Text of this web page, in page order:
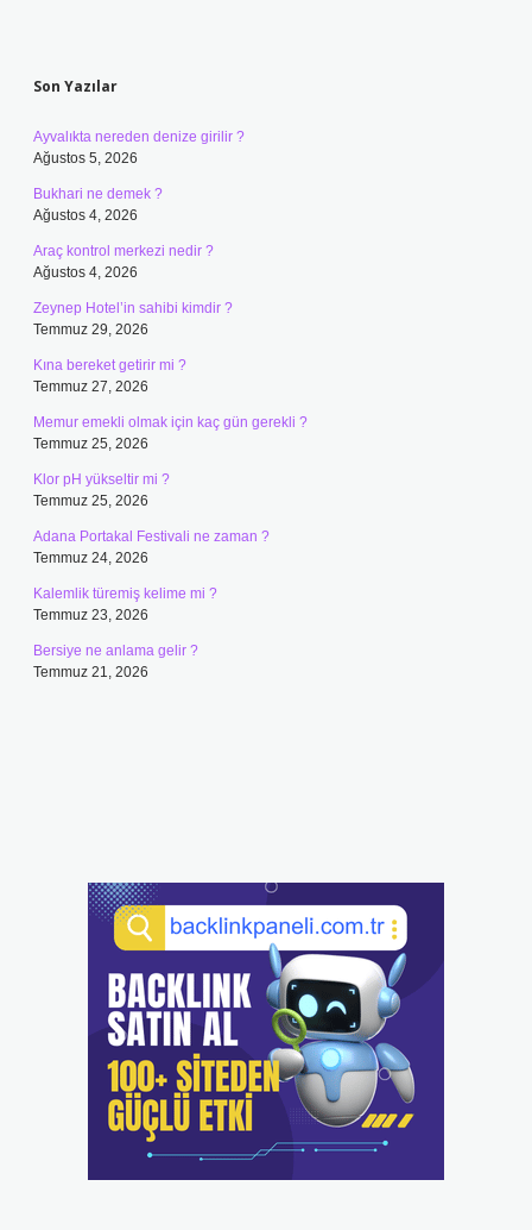
Son Yazılar
Ayvalıkta nereden denize girilir ?
Ağustos 5, 2026
Bukhari ne demek ?
Ağustos 4, 2026
Araç kontrol merkezi nedir ?
Ağustos 4, 2026
Zeynep Hotel’in sahibi kimdir ?
Temmuz 29, 2026
Kına bereket getirir mi ?
Temmuz 27, 2026
Memur emekli olmak için kaç gün gerekli ?
Temmuz 25, 2026
Klor pH yükseltir mi ?
Temmuz 25, 2026
Adana Portakal Festivali ne zaman ?
Temmuz 24, 2026
Kalemlik türemiş kelime mi ?
Temmuz 23, 2026
Bersiye ne anlama gelir ?
Temmuz 21, 2026